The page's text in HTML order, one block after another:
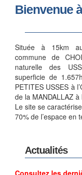
Bienvenue
Située à 15km au
commune de
naturelle des
superficie de
PETITES USSES à
de la MANDALLAZ à
Le site se
70% de l’espace en
Actualités